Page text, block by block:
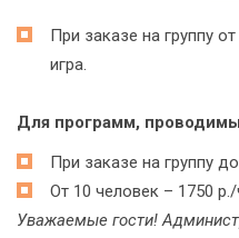
При заказе на группу
игра.
Для программ,
При заказе на группу
От 10 человек – 1750 р./
Уважаемые гости!